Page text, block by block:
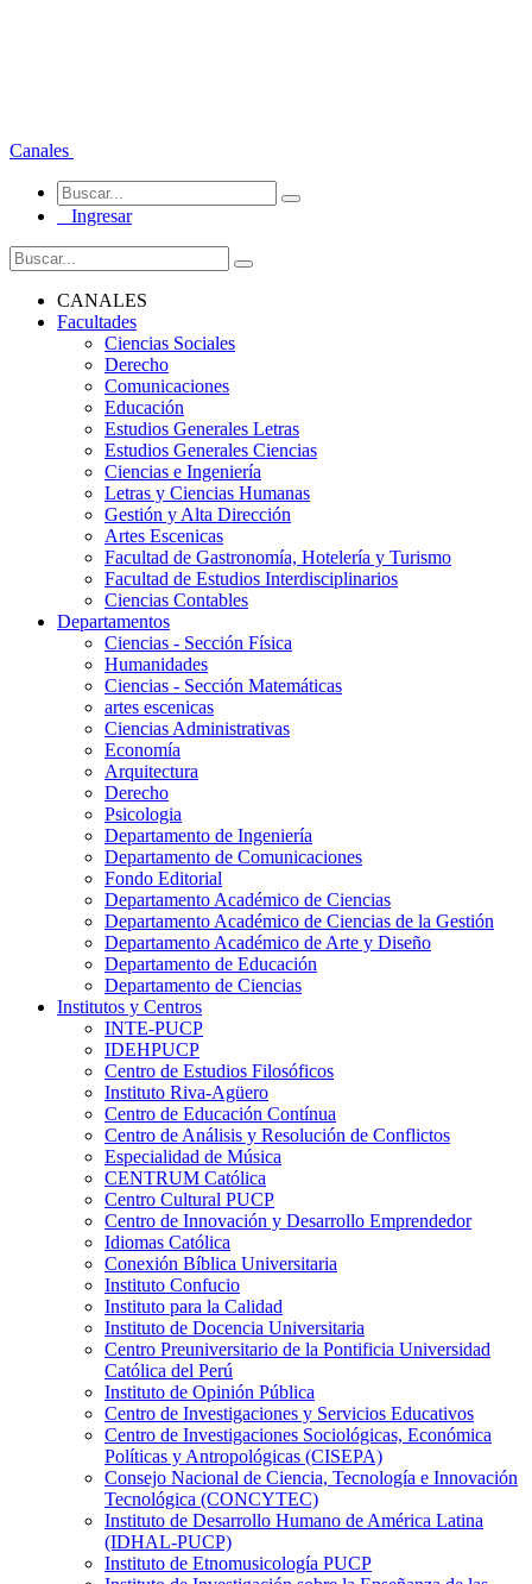
Canales
Ingresar
CANALES
Facultades
Ciencias Sociales
Derecho
Comunicaciones
Educación
Estudios Generales Letras
Estudios Generales Ciencias
Ciencias e Ingeniería
Letras y Ciencias Humanas
Gestión y Alta Dirección
Artes Escenicas
Facultad de Gastronomía, Hotelería y Turismo
Facultad de Estudios Interdisciplinarios
Ciencias Contables
Departamentos
Ciencias - Sección Física
Humanidades
Ciencias - Sección Matemáticas
artes escenicas
Ciencias Administrativas
Economía
Arquitectura
Derecho
Psicologia
Departamento de Ingeniería
Departamento de Comunicaciones
Fondo Editorial
Departamento Académico de Ciencias
Departamento Académico de Ciencias de la Gestión
Departamento Académico de Arte y Diseño
Departamento de Educación
Departamento de Ciencias
Institutos y Centros
INTE-PUCP
IDEHPUCP
Centro de Estudios Filosóficos
Instituto Riva-Agüero
Centro de Educación Contínua
Centro de Análisis y Resolución de Conflictos
Especialidad de Música
CENTRUM Católica
Centro Cultural PUCP
Centro de Innovación y Desarrollo Emprendedor
Idiomas Católica
Conexión Bíblica Universitaria
Instituto Confucio
Instituto para la Calidad
Instituto de Docencia Universitaria
Centro Preuniversitario de la Pontificia Universidad
Católica del Perú
Instituto de Opinión Pública
Centro de Investigaciones y Servicios Educativos
Centro de Investigaciones Sociológicas, Económica
Políticas y Antropológicas (CISEPA)
Consejo Nacional de Ciencia, Tecnología e Innovación
Tecnológica (CONCYTEC)
Instituto de Desarrollo Humano de América Latina
(IDHAL-PUCP)
Instituto de Etnomusicología PUCP